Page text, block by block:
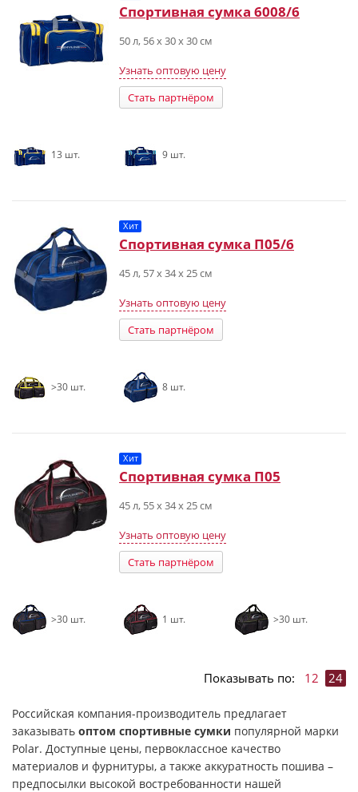
Спортивная сумка 6008/6
50 л, 56 х 30 х 30 см
Узнать оптовую цену
Стать партнёром
13 шт. 9 шт.
Хит
Спортивная сумка П05/6
45 л, 57 x 34 x 25 см
Узнать оптовую цену
Стать партнёром
>30 шт. 8 шт.
Хит
Спортивная сумка П05
45 л, 55 х 34 х 25 см
Узнать оптовую цену
Стать партнёром
>30 шт. 1 шт. >30 шт.
Показывать по: 12 24
Российская компания-производитель предлагает
заказывать оптом спортивные сумки популярной марки
Polar. Доступные цены, первоклассное качество
материалов и фурнитуры, а также аккуратность пошива –
предпосылки высокой востребованности нашей